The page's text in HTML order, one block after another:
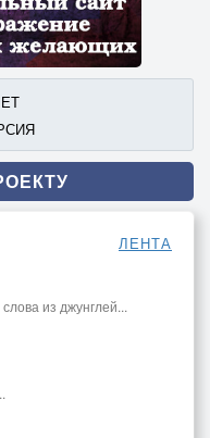
ЛЕНТА
из джунглей...